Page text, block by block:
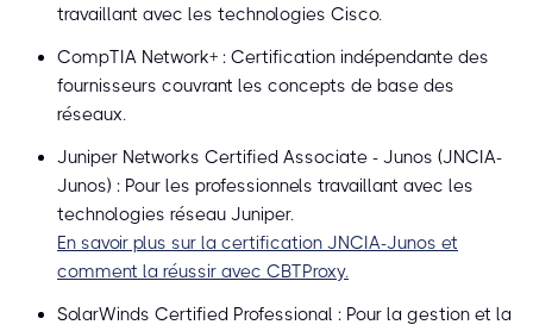
travaillant avec les technologies Cisco.
CompTIA Network+ : Certification indépendante des
fournisseurs couvrant les concepts de base des
réseaux.
Juniper Networks Certified Associate - Junos (JNCIA-
Junos) : Pour les professionnels travaillant avec les
technologies réseau Juniper.
En savoir plus sur la certification JNCIA-Junos et
comment la réussir avec CBTProxy.
SolarWinds Certified Professional : Pour la gestion et la